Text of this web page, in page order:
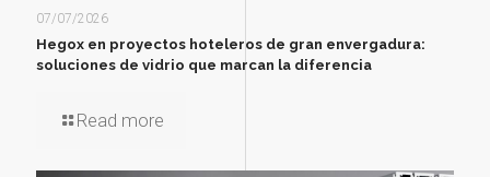
07/07/2026
Hegox en proyectos hoteleros de gran envergadura:
soluciones de vidrio que marcan la diferencia
Read more